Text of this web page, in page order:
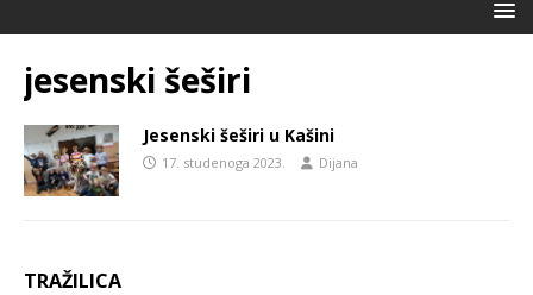
jesenski šeširi
Jesenski šeširi u Kašini
17. studenoga 2023. Dijana
TRAŽILICA